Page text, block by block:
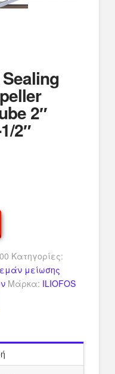
2″
2″
Κατηγορίες:
μείωσης
Μάρκα: ILIOFOS